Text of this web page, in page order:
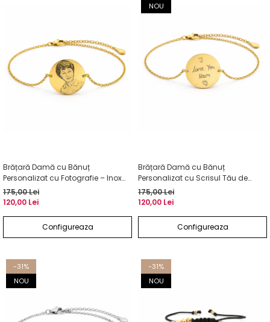
Brățară Damă cu Bănuț
Personalizat cu Fotografie – Inox
Auriu, Gravură Laser
175,00 Lei
120,00 Lei
Configureaza
NOU
Brățară Damă cu Bănuț
Personalizat cu Scrisul Tău de
Mână – Inox Auriu, Gravură Laser
175,00 Lei
120,00 Lei
Configureaza
-31%
NOU
-31%
NOU